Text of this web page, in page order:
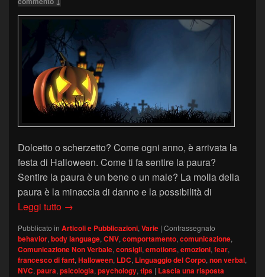
Dolcetto o scherzetto? Come ogni anno, è arrivata la
festa di Halloween. Come ti fa sentire la paura?
Sentire la paura è un bene o un male? La molla della
paura è la minaccia di danno e la possibilità di
Leggi tutto Halloween: sentire la paura
→
Pubblicato in Articoli e Pubblicazioni,Varie | Contrassegnato
behavior,body language,CNV,comportamento,comunicazione,
Comunicazione Non Verbale,consigli,emotions,emozioni,fear,
francesco di fant,Halloween, LDC, Linguaggio del Corpo,non verbal,
NVC,paura,psicologia,psychology,tips | Lascia una risposta